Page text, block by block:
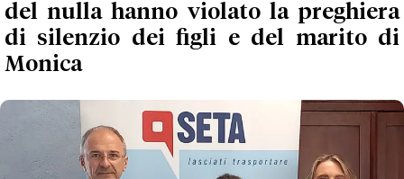
del nulla hanno violato la preghiera
di silenzio dei figli e del marito di
Monica